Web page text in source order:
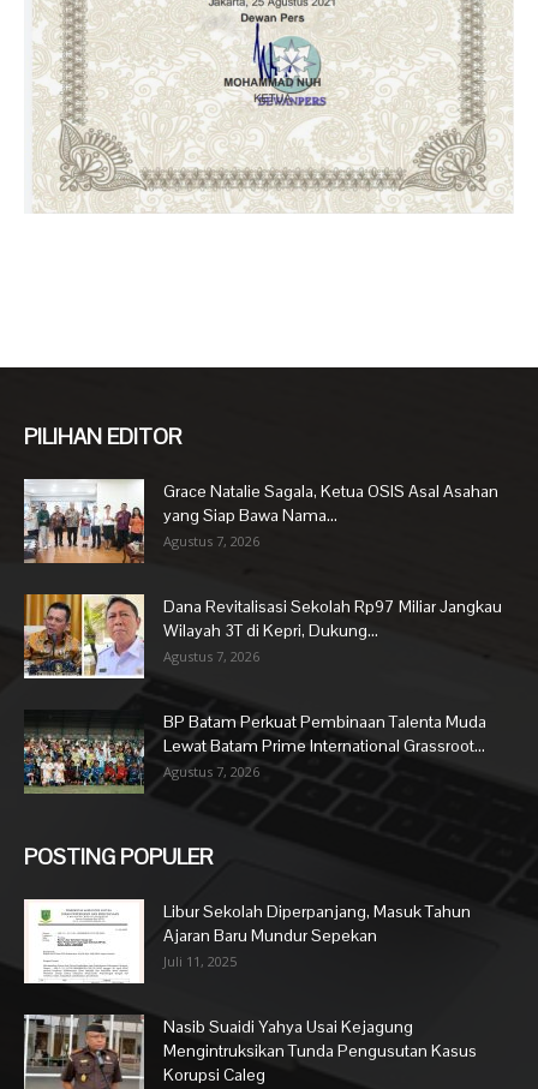
PILIHAN EDITOR
Grace Natalie Sagala, Ketua OSIS Asal Asahan
yang Siap Bawa Nama...
Agustus 7, 2026
Dana Revitalisasi Sekolah Rp97 Miliar Jangkau
Wilayah 3T di Kepri, Dukung...
Agustus 7, 2026
BP Batam Perkuat Pembinaan Talenta Muda
Lewat Batam Prime International Grassroot...
Agustus 7, 2026
POSTING POPULER
Libur Sekolah Diperpanjang, Masuk Tahun
Ajaran Baru Mundur Sepekan
Juli 11, 2025
Nasib Suaidi Yahya Usai Kejagung
Mengintruksikan Tunda Pengusutan Kasus
Korupsi Caleg